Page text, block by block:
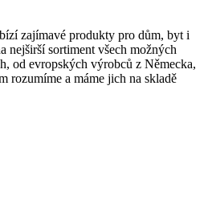
zajímavé produkty pro dům, byt i
nejširší sortiment všech možných
od evropských výrobců z Německa,
rozumíme a máme jich na skladě